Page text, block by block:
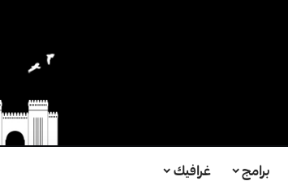
برامج غرافيك